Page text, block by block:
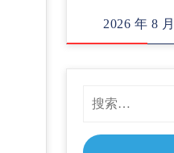
2026 年 8 月
索：